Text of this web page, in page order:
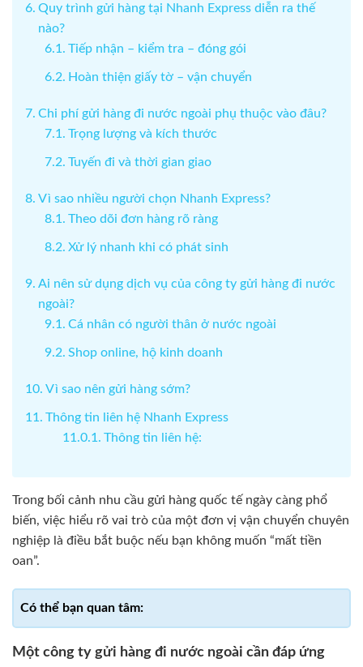
Quy trình gửi hàng tại Nhanh Express diễn ra thế
nào?
Tiếp nhận – kiểm tra – đóng gói
Hoàn thiện giấy tờ – vận chuyển
Chi phí gửi hàng đi nước ngoài phụ thuộc vào đâu?
Trọng lượng và kích thước
Tuyến đi và thời gian giao
Vì sao nhiều người chọn Nhanh Express?
Theo dõi đơn hàng rõ ràng
Xử lý nhanh khi có phát sinh
Ai nên sử dụng dịch vụ của công ty gửi hàng đi nước
ngoài?
Cá nhân có người thân ở nước ngoài
Shop online, hộ kinh doanh
Vì sao nên gửi hàng sớm?
Thông tin liên hệ Nhanh Express
Thông tin liên hệ:
Trong bối cảnh nhu cầu gửi hàng quốc tế ngày càng phổ
biến, việc hiểu rõ vai trò của một đơn vị vận chuyển chuyên
nghiệp là điều bắt buộc nếu bạn không muốn “mất tiền
oan”.
Một công ty gửi hàng đi nước ngoài cần đáp ứng